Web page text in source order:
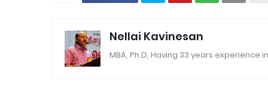
Nellai Kavinesan
MBA, Ph.D, Having 33 years